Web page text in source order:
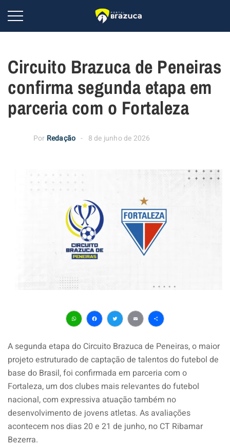
Circuito Brazuca de Peneiras
confirma segunda etapa em
parceria com o Fortaleza
Por Redação 8 de junho de 2026
WhatsApp
Facebook
Twitter
EmailShare
A segunda etapa do Circuito Brazuca de Peneiras, o maior
projeto estruturado de captação de talentos do futebol de
base do Brasil, foi confirmada em parceria com o
Fortaleza, um dos clubes mais relevantes do futebol
nacional, com expressiva atuação também no
desenvolvimento de jovens atletas. As avaliações
acontecem nos dias 20 e 21 de junho, no CT Ribamar
Bezerra.